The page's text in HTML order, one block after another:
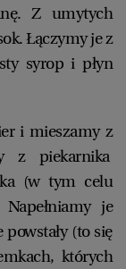
Z umytych
Łączymy je z
syrop i płyn
i mieszamy z
z piekarnika
(w tym celu
je
(to się
których